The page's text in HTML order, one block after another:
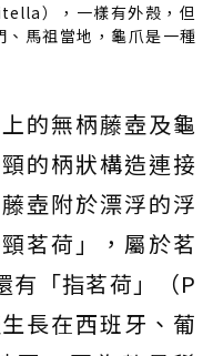
），一樣有外殼，但
馬祖當地，龜爪是一種
的無柄藤壺及龜
的柄狀構造連接
壺附於漂浮的浮
茗荷」，屬於茗
有「指茗荷」（P
長在西班牙、葡